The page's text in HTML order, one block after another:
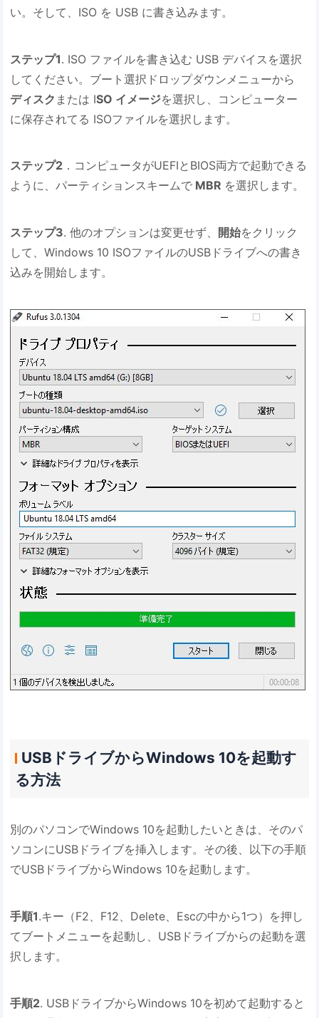
い。そして、ISO を USB に書き込みます。
ステップ1. ISO ファイルを書き込む USB デバイスを選択
してください。ブート選択ドロップダウンメニューから
ディスク または ISO イメージを選択し、コンピューター
に保存されてる ISOファイルを選択します。
ステップ2 ．コンピュータがUEFIとBIOS両方で起動できる
ように、パーティションスキームで MBR を選択します。
ステップ3. 他のオプションは変更せず、 開始をクリック
して、Windows 10 ISOファイルのUSBドライブへの書き
込みを開始します。
USBドライブからWindows 10を起動す
る方法
別のパソコンでWindows 10を起動したいときは、そのパ
ソコンにUSBドライブを挿入します。その後、以下の手順
でUSBドライブからWindows 10を起動します。
手順1.キー（F2、F12、Delete、Escの中から1つ）を押し
てブートメニューを起動し、USBドライブからの起動を選
択します。
手順2. USBドライブからWindows 10を初めて起動すると